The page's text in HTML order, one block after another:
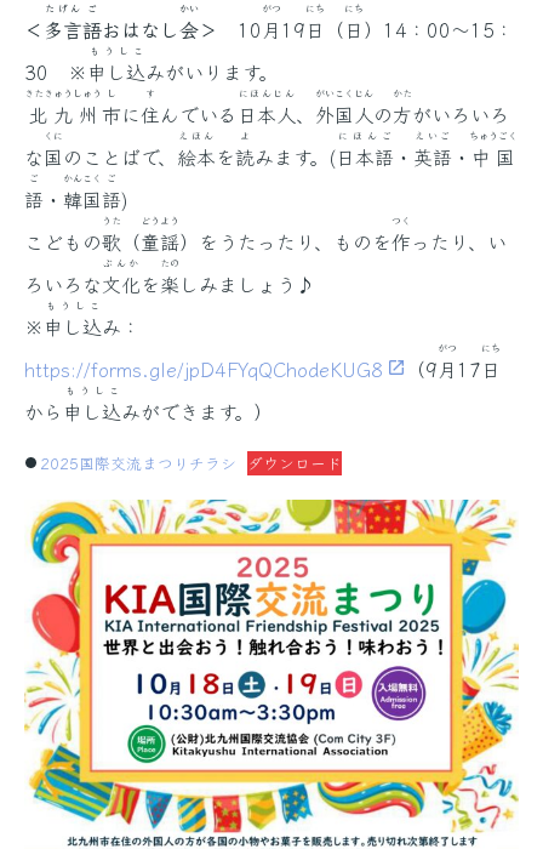
＜ 多言
たげん
語
ご
おはなし会
かい
＞ 10月
がつ
19日
にち
（日
にち
）14：00～15：
30 ※申し込
もうしこ
みがいります。
北九州
きたきゅうしゅう
市
し
に住
す
んでいる 日本人
にほんじん
、 外国
がいこく
人
じん
の方
かた
がいろいろ
な国
くに
のことばで、 絵本
えほん
を読
よ
みます。(日本語
にほんご
・ 英語
えいご
・ 中国
ちゅうごく
語
ご
・ 韓国
かんこく
語
ご
)
こどもの歌
うた
（童謡
どうよう
）をうたったり、ものを作
つく
ったり、い
ろいろな文化
ぶんか
を楽
たの
しみましょう♪
※申し込
もうしこ
み：
https://forms.gle/jpD4FYqQChodeKUG8
（9月
がつ
17日
にち
から 申し込
もうしこ
みができます。）
2025国際交流まつりチラシ ダウンロード